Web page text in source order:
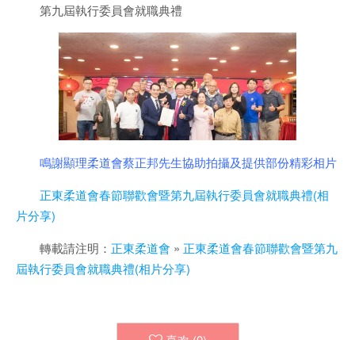
第九屆執行委員會就職典禮
鳴謝顯理柔道會蔡正邦先生協助拍攝及提供部份精彩相片
正東柔道會春節聯歡會暨第九屆執行委員會就職典禮(相
片分享)
轉載請注明： 正東柔道會 » 正東柔道會春節聯歡會暨第九
屆執行委員會就職典禮(相片分享)